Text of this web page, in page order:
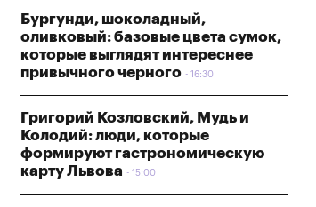
Бургунди, шоколадный,
оливковый: базовые цвета сумок,
которые выглядят интереснее
привычного черного
16:30
Григорий Козловский, Мудь и
Колодий: люди, которые
формируют гастрономическую
карту Львова
15:00